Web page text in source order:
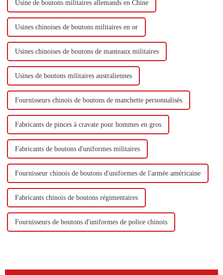
Usine de boutons militaires allemands en Chine
Usines chinoises de boutons militaires en or
Usines chinoises de boutons de manteaux militaires
Usines de boutons militaires australiennes
Fournisseurs chinois de boutons de manchette personnalisés
Fabricants de pinces à cravate pour hommes en gros
Fabricants de boutons d'uniformes militaires
Fournisseur chinois de boutons d'uniformes de l'armée américaine
Fabricants chinois de boutons régimentaires
Fournisseurs de boutons d'uniformes de police chinois